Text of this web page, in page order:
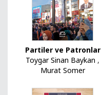
Partiler ve Patronlar
Toygar Sinan Baykan ,
Murat Somer